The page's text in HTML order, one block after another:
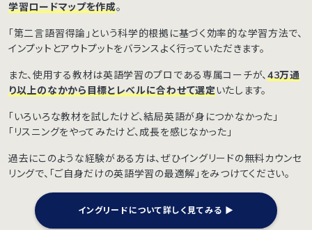
学習ロードマップを作成。
「第二言語習得論」という科学的根拠に基づく効率的な学習方法で、
インプットとアウトプットをバランスよく行っていただきます。
また、使用する教材は英語学習のプロである専属コーチが、43万通
り以上のなかから目標とレベルに合わせて選定いたします。
「いろいろな教材を試したけど、結局英語が身につかなかった」
「リスニングをやってみたけど、成長を感じなかった」
過去にこのような経験がある方は、ぜひイングリードの無料カウンセ
リングで、「ご自身だけの英語学習の最適解」をみつけてください。
イングリードについて詳しく見てみる ▶︎